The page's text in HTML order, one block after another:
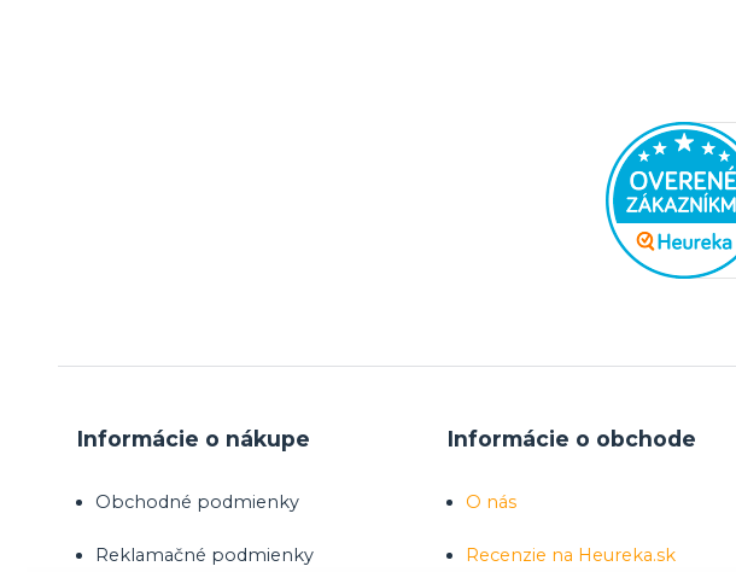
Informácie o nákupe
Obchodné podmienky
Reklamačné podmienky
Informácie o obchode
O nás
Recenzie na Heureka.sk